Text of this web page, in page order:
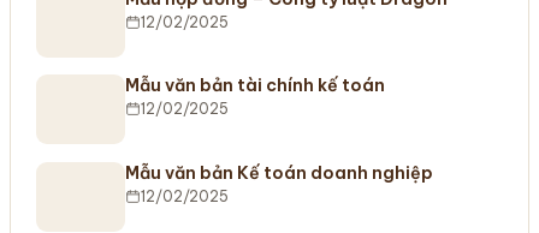
12/02/2025
Mẫu văn bản tài chính kế toán
12/02/2025
Mẫu văn bản Kế toán doanh nghiệp
12/02/2025